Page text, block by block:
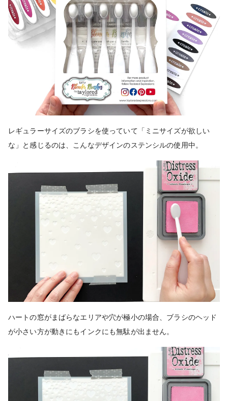
レギュラーサイズのブラシを使っていて「ミニサイズが欲しい
な」と感じるのは、こんなデザインのステンシルの使用中。
ハートの窓がまばらなエリアや穴が極小の場合、ブラシのヘッド
が小さい方が動きにもインクにも無駄が出ません。